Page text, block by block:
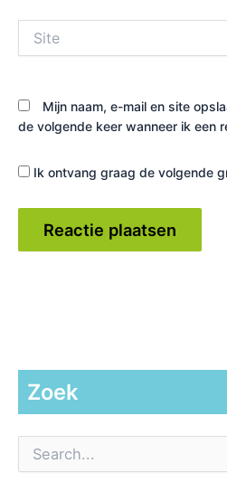
Mijn naam, e-mail en site
de volgende keer wanneer ik een
Ik ontvang graag de volgende
Zoek